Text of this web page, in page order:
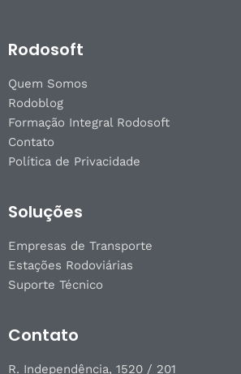
Rodosoft
Quem Somos
Rodoblog
Formação Integral Rodosoft
Contato
Política de Privacidade
Soluções
Empresas de Transporte
Estações Rodoviárias
Suporte Técnico
Contato
R. Independência, 1520 / 201